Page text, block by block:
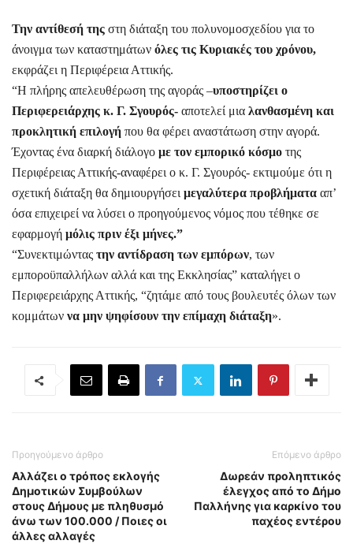
Την αντίθεσή της στη διάταξη του πολυνομοσχεδίου για το
άνοιγμα των καταστημάτων όλες τις Κυριακές του χρόνου,
εκφράζει η Περιφέρεια Αττικής.
“Η πλήρης απελευθέρωση της αγοράς –υποστηρίζει ο
Περιφερειάρχης κ. Γ. Σγουρός- αποτελεί μια λανθασμένη και
προκλητική επιλογή που θα φέρει αναστάτωση στην αγορά.
Έχοντας ένα διαρκή διάλογο με τον εμπορικό κόσμο της
Περιφέρειας Αττικής-αναφέρει ο κ. Γ. Σγουρός- εκτιμούμε ότι η
σχετική διάταξη θα δημιουργήσει μεγαλύτερα προβλήματα απ’
όσα επιχειρεί να λύσει ο προηγούμενος νόμος που τέθηκε σε
εφαρμογή μόλις πριν έξι μήνες.”
“Συνεκτιμώντας την αντίδραση των εμπόρων, των
εμποροϋπαλλήλων αλλά και της Εκκλησίας” καταλήγει ο
Περιφερειάρχης Αττικής, “ζητάμε από τους βουλευτές όλων των
κομμάτων να μην ψηφίσουν την επίμαχη διάταξη».
Προηγούμενο άρθρο
Αλλάζει ο τρόπος εκλογής
Δημοτικών Συμβούλων
στους Δήμους με πληθυσμό
άνω των 100.000 / Ποιες οι
άλλες αλλαγές
Επόμενο άρθρο
Δωρεάν προληπτικός
έλεγχος από το Δήμο
Παλλήνης για καρκίνο του
παχέος εντέρου